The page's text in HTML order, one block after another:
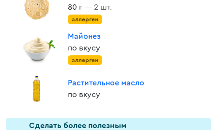
80 г — 2 шт.
аллерген
Майонез
по вкусу
аллерген
Растительное масло
по вкусу
Cделать более полезным